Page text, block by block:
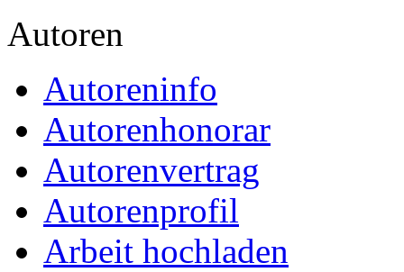
Autoren
Autoreninfo
Autorenhonorar
Autorenvertrag
Autorenprofil
Arbeit hochladen